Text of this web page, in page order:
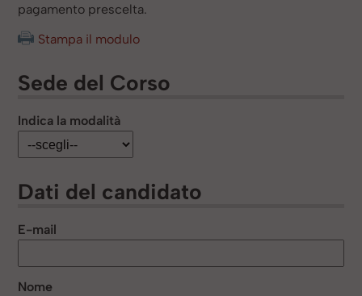
pagamento prescelta.
Stampa il modulo
Sede del Corso
Indica la modalità
Dati del candidato
E-mail
Nome